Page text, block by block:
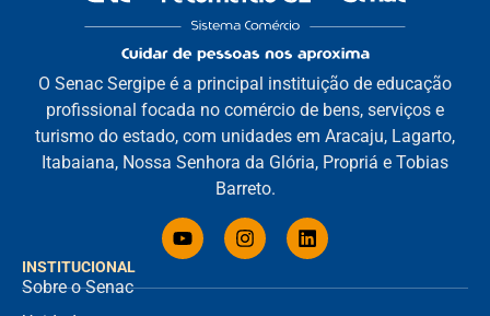
INSTITUCIONAL
Sobre o Senac
O Senac Sergipe é a principal instituição de educação
profissional focada no comércio de bens, serviços e
turismo do estado, com unidades em Aracaju, Lagarto,
Itabaiana, Nossa Senhora da Glória, Propriá e Tobias
Barreto.